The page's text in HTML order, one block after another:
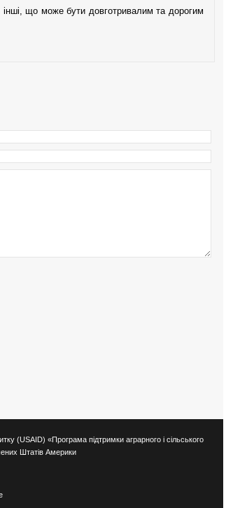
що може бути довготривалим та дорогим
(USAID) «Програма підтримки аграрного і сільського
Штатів Америки